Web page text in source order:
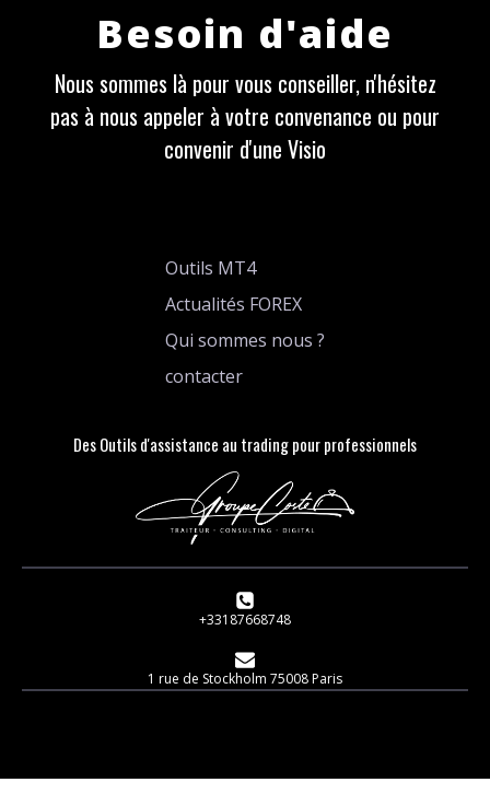
Besoin d'aide
Nous sommes là pour vous conseiller, n'hésitez
pas à nous appeler à votre convenance ou pour
convenir d'une Visio
Outils MT4
Actualités FOREX
Qui sommes nous ?
contacter
Des Outils d'assistance au trading pour professionnels
+33187668748
1 rue de Stockholm 75008 Paris